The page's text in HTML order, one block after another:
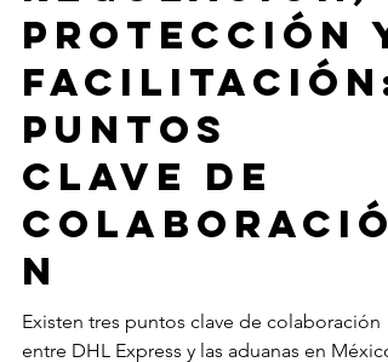
Regulación,
protección y
facilitación:
puntos
clave de
colaboració
n